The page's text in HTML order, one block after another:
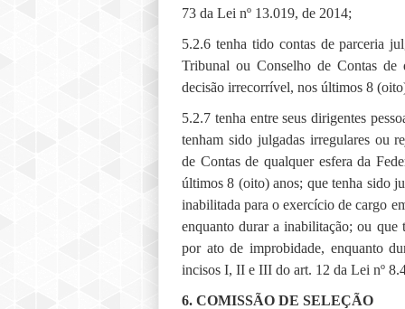
73 da Lei nº 13.019, de 2014;
5.2.6 tenha tido contas de parceria
Tribunal ou Conselho de Contas de
decisão irrecorrível, nos últimos 8
5.2.7 tenha entre seus dirigentes
tenham sido julgadas irregulares ou
de Contas de qualquer esfera da
últimos 8 (oito) anos; que tenha sido
inabilitada para o exercício de cargo
enquanto durar a inabilitação; ou que
por ato de improbidade, enquanto
incisos I, II e III do art. 12 da Lei nº
6. COMISSÃO DE SELEÇÃO